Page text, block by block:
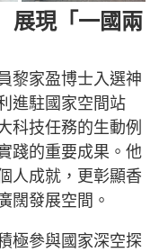
展現「一國兩
黎家盈博士入選神
進駐國家空間站
科技任務的生動例
踐的重要成果。他
人成就，更彰顯香
闊發展空間。
極參與國家深空探